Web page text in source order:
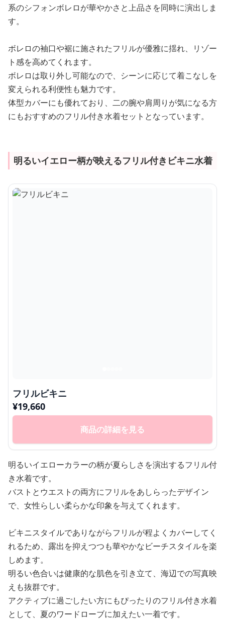
系のシフォンボレロが華やかさと上品さを同時に演出しま
す。
ボレロの袖口や裾に施されたフリルが優雅に揺れ、リゾー
ト感を高めてくれます。
ボレロは取り外し可能なので、シーンに応じて着こなしを
変えられる利便性も魅力です。
体型カバーにも優れており、二の腕や肩周りが気になる方
にもおすすめのフリル付き水着セットとなっています。
明るいイエロー柄が映えるフリル付きビキニ水着
フリルビキニ
¥19,660
商品の詳細を見る
明るいイエローカラーの柄が夏らしさを演出するフリル付
き水着です。
バストとウエストの両方にフリルをあしらったデザイン
で、女性らしい柔らかな印象を与えてくれます。
ビキニスタイルでありながらフリルが程よくカバーしてく
れるため、露出を抑えつつも華やかなビーチスタイルを楽
しめます。
明るい色合いは健康的な肌色を引き立て、海辺での写真映
えも抜群です。
アクティブに過ごしたい方にもぴったりのフリル付き水着
として、夏のワードローブに加えたい一着です。